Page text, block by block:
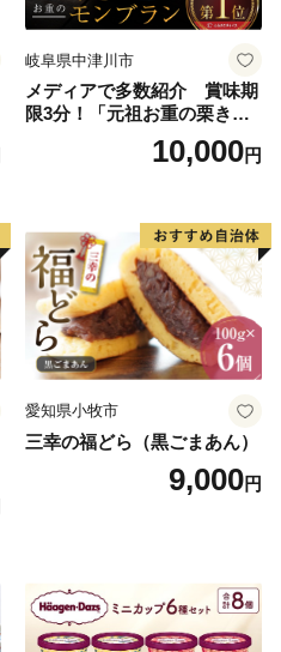
岐阜県中津川市
メディアで多数紹介 賞味期
限3分！「元祖お重の栗きん
とんモンブラン」 【未来の
ご褒美】スイーツ 栗 モンブ
子 菓子 F4N-2298
10,000円
愛知県小牧市
三幸の福どら（黒ごまあん）
9,000円